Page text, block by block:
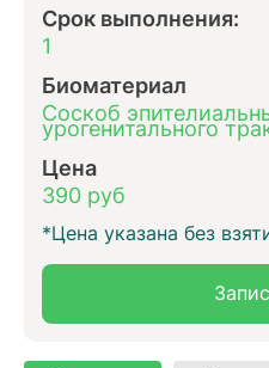
Срок выполнения:
1
Биоматериал
Соскоб
урогенитального
Цена
390 руб
*Цена указана без